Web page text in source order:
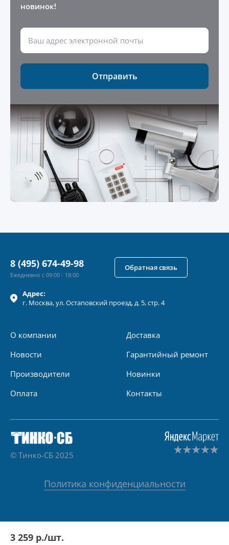
3 259 р./шт.
новинок!
Отправить
Адрес:
г. Москва, ул.Остаповский проезд, д. 5, стр. 4
О компании
Новости
Производители
Оплата
Доставка
Гарантийный ремонт
Новинки
Контакты
8 (495) 674-49-98
Ежедневно с 09:00 - 18:00
Обратная связь
© Тинко-СБ 2025
Политика конфиденциальности